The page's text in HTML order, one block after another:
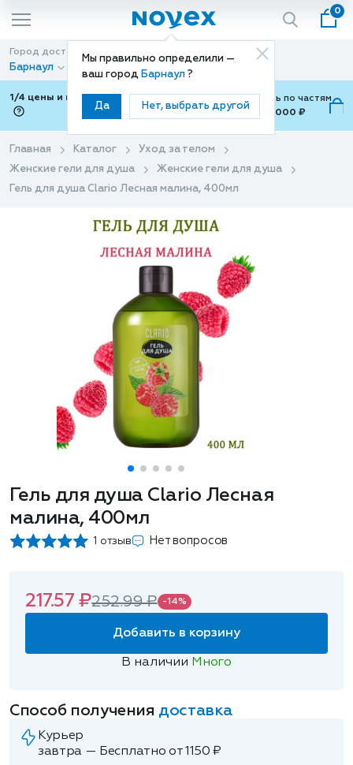
Мы правильно определили —
ваш город Барнаул ?
Да Нет, выбрать другой
0
Город доставки
Барнаул
Способ доставки
Доставка
1/4 цены и покупки ваши с Подели
Можно оплатить по частям
от 700 ₽ до 15,000 ₽
Главная Каталог
Уход за телом
Женские гели для душа
Женские гели для душа
Гель для душа Clario Лесная малина, 400мл
Гель для душа Clario Лесная
малина, 400мл
1 отзыв Нет вопросов
217.57 ₽252.99 ₽ -14%
Добавить в корзину
В наличии Много
Способ получения доставка
Курьер
завтра — Бесплатно от 1150 ₽